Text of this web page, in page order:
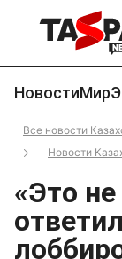
НовостиМир
Все новости
Новости
«Это